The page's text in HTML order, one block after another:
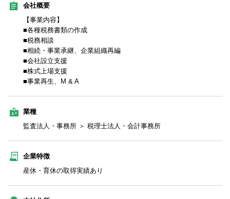
会社概要
【事業内容】
■各種税務書類の作成
■税務相談
■相続・事業承継、企業組織再編
■会社設立支援
■株式上場支援
■事業再生、M & A
業種
監査法人・事務所 ＞ 税理士法人・会計事務所
企業特徴
産休・育休の取得実績あり